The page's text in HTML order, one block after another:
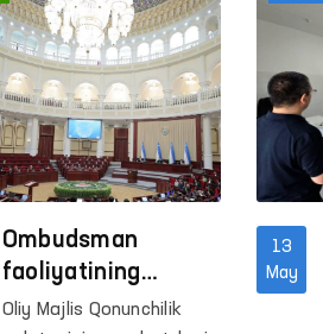
Ombudsman
faoliyatining
taʼsirchanligi
Oliy Majlis Qonunchilik
13
May